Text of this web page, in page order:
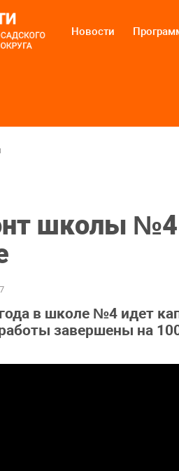
Новости
школы №4
в школе №4 идет
завершены на